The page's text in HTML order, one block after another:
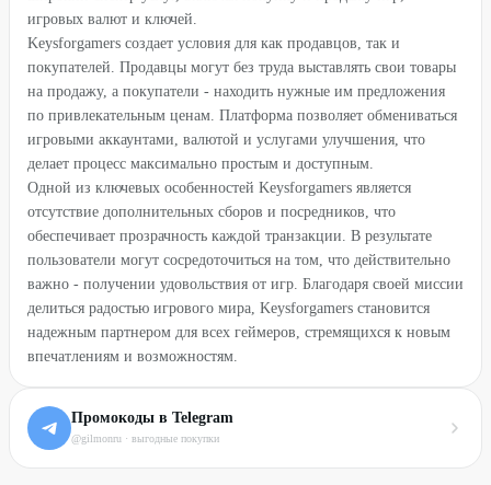
игровых валют и ключей.
Keysforgamers создает условия для как продавцов, так и
покупателей. Продавцы могут без труда выставлять свои товары
на продажу, а покупатели - находить нужные им предложения
по привлекательным ценам. Платформа позволяет обмениваться
игровыми аккаунтами, валютой и услугами улучшения, что
делает процесс максимально простым и доступным.
Одной из ключевых особенностей Keysforgamers является
отсутствие дополнительных сборов и посредников, что
обеспечивает прозрачность каждой транзакции. В результате
пользователи могут сосредоточиться на том, что действительно
важно - получении удовольствия от игр. Благодаря своей миссии
делиться радостью игрового мира, Keysforgamers становится
надежным партнером для всех геймеров, стремящихся к новым
впечатлениям и возможностям.
Промокоды в Telegram
@gilmonru · выгодные покупки